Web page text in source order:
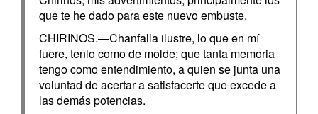
que te he dado para este nuevo embuste.
CHIRINOS.—Chanfalla ilustre, lo que en mí
fuere, tenlo como de molde; que tanta memoria
tengo como entendimiento, a quien se junta una
voluntad de acertar a satisfacerte que excede a
las demás potencias.